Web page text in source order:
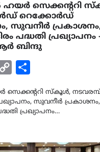
സെക്കൻ്ററി
റെക്കോർഡ്
സുവനീർ
പദ്ധതി പ്രഖ്യാപനം
ബിന്ദു
Copy
സ്കൂ‌ൾ,
സുവനീർ പ്രകാശനം,
പ്രഖ്യാപനം…